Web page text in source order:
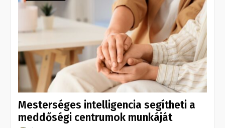
Mesterséges intelligencia segítheti a
meddőségi centrumok munkáját